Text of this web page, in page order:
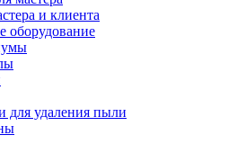
и клиента
оборудование
для удаления пыли